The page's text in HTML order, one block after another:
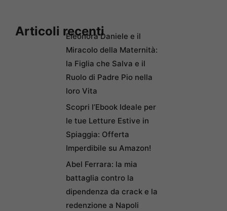
Articoli recentiEleonora Daniele e il
Miracolo della Maternità:
la Figlia che Salva e il
Ruolo di Padre Pio nella
loro Vita
Scopri l’Ebook Ideale per
le tue Letture Estive in
Spiaggia: Offerta
Imperdibile su Amazon!
Abel Ferrara: la mia
battaglia contro la
dipendenza da crack e la
redenzione a Napoli